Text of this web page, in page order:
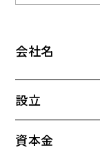
会社名
設立
資本金